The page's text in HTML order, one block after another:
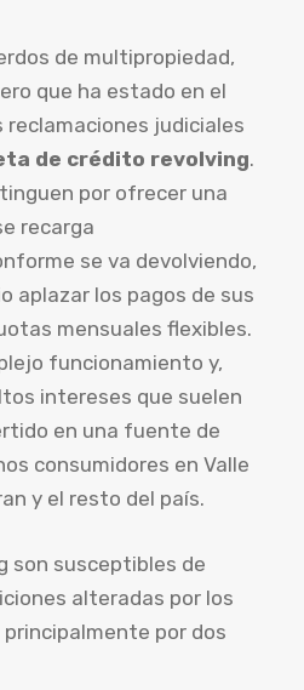
de multipropiedad,
que ha estado en el
judiciales
de crédito revolving.
por ofrecer una
recarga
se va devolviendo,
aplazar los pagos de sus
mensuales flexibles.
funcionamiento y,
intereses que suelen
en una fuente de
consumidores en Valle
y el resto del país.
son susceptibles de
alteradas por los
por dos